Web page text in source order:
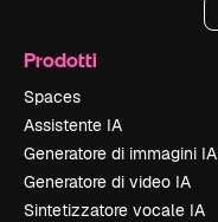
Prodotti
Spaces
Assistente IA
Generatore di immagini IA
Generatore di video IA
Sintetizzatore vocale IA